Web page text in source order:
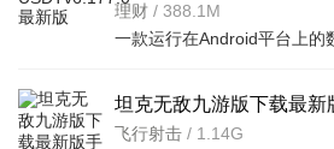
理财 / 388.1M
坦克无敌九游版下载最新
安卓版
飞行射击 / 1.14G